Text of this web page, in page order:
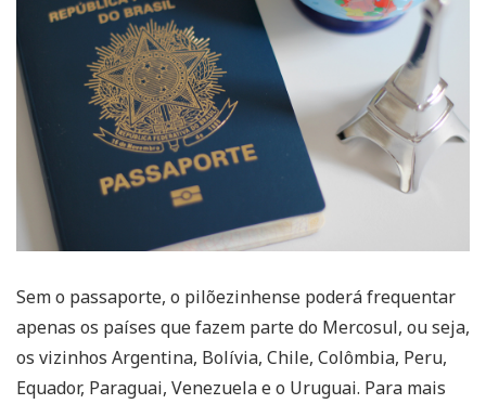
Sem o passaporte, o pilõezinhense poderá frequentar
apenas os países que fazem parte do Mercosul, ou seja,
os vizinhos Argentina, Bolívia, Chile, Colômbia, Peru,
Equador, Paraguai, Venezuela e o Uruguai. Para mais